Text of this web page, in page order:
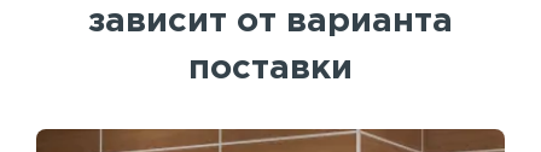
зависит от варианта
поставки